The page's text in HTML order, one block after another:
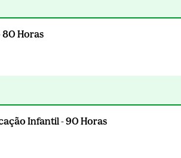
80 Horas
Infantil - 90 Horas